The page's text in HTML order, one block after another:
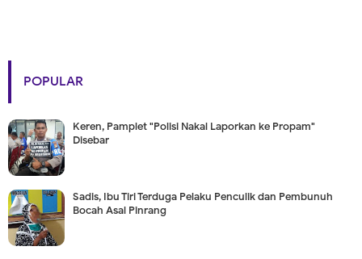
POPULAR
Keren, Pamplet "Polisi Nakal Laporkan ke Propam"
Disebar
Sadis, Ibu Tiri Terduga Pelaku Penculik dan Pembunuh
Bocah Asal Pinrang